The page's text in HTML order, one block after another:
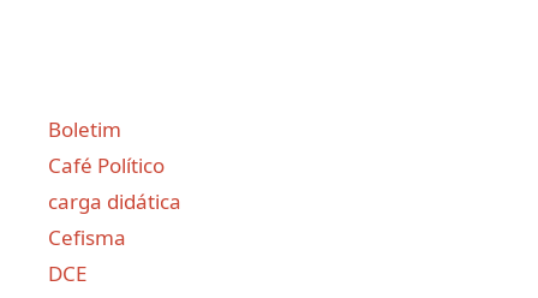
Boletim
Café Político
carga didática
Cefisma
DCE